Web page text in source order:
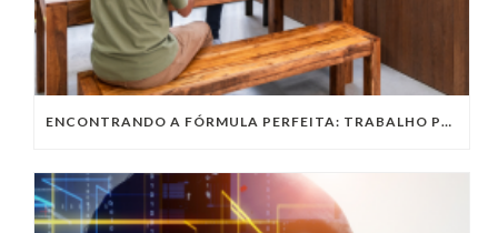
ENCONTRANDO A FÓRMULA PERFEITA: TRABALHO PRESENCIAL, HOME OFFICE OU TRABALHO HÍBRIDO?